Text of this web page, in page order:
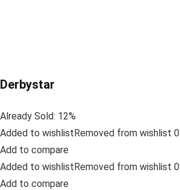
Derbystar
Already Sold: 12%
Added to wishlistRemoved from wishlist 0
Add to compare
Added to wishlistRemoved from wishlist 0
Add to compare